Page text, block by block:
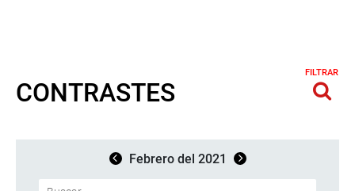
CONTRASTES
FILTRAR
Febrero del 2021